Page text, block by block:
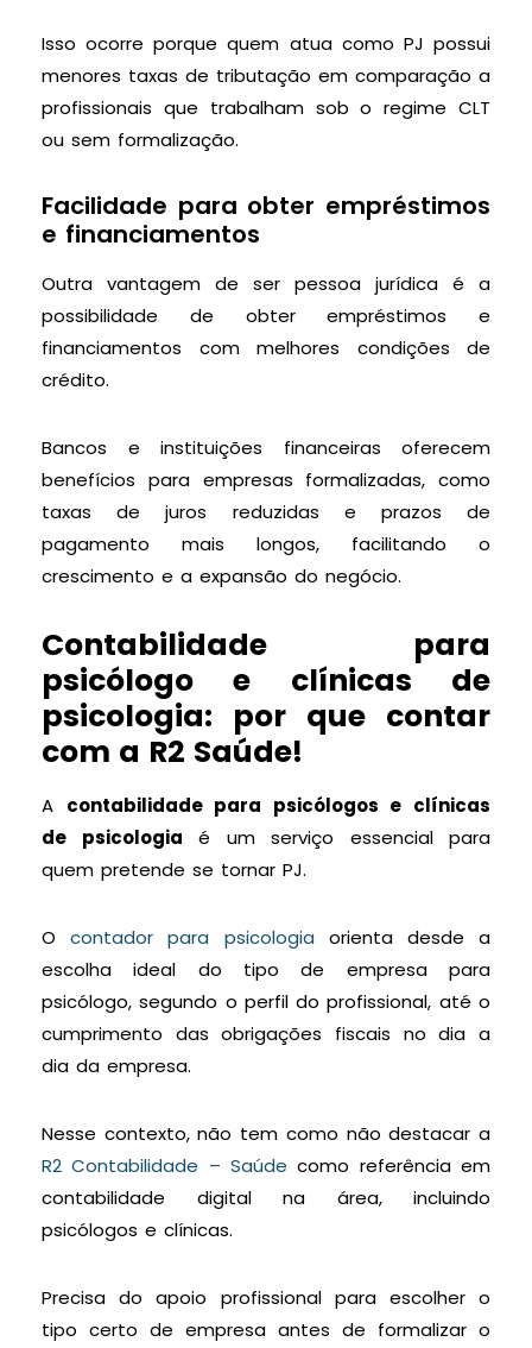
Isso ocorre porque quem atua como PJ possui
menores taxas de tributação em comparação a
profissionais que trabalham sob o regime CLT
ou sem formalização.
Facilidade para obter empréstimos
e financiamentos
Outra vantagem de ser pessoa jurídica é a
possibilidade de obter empréstimos e
financiamentos com melhores condições de
crédito.
Bancos e instituições financeiras oferecem
benefícios para empresas formalizadas, como
taxas de juros reduzidas e prazos de
pagamento mais longos, facilitando o
crescimento e a expansão do negócio.
Contabilidade para
psicólogo e clínicas de
psicologia: por que contar
com a R2 Saúde!
A contabilidade para psicólogos e clínicas
de psicologia é um serviço essencial para
quem pretende se tornar PJ.
Ocontador para psicologia orienta desde a
escolha ideal do tipo de empresa para
psicólogo, segundo o perfil do profissional, até o
cumprimento das obrigações fiscais no dia a
dia da empresa.
Nesse contexto, não tem como não destacar a
R2 Contabilidade – Saúde como referência em
contabilidade digital na área, incluindo
psicólogos e clínicas.
Precisa do apoio profissional para escolher o
tipo certo de empresa antes de formalizar o